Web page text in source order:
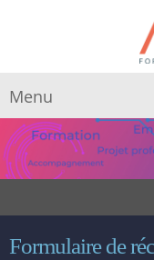
Menu
Formulaire de